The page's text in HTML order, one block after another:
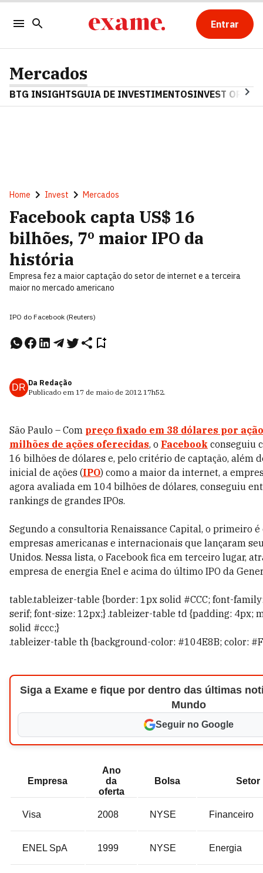
Entrar
Mercados
BTG INSIGHTSGUIA DE INVESTIMENTOSINVEST OPINA
Home Invest Mercados
Facebook capta US$ 16
bilhões, 7º maior IPO da
história
Empresa fez a maior captação do setor de internet e a terceira
maior no mercado americano
IPO do Facebook (Reuters)
DR Da Redação
Publicado em 17 de maio de 2012 17h52.
São Paulo – Com preço fixado em 38 dólares por
milhões de ações oferecidas, o Facebook conseguiu
16 bilhões de dólares e, pelo critério de captação, além
inicial de ações (IPO) como a maior da internet, a
agora avaliada em 104 bilhões de dólares, conseguiu
rankings de grandes IPOs.
Segundo a consultoria Renaissance Capital, o primeiro é
empresas americanas e internacionais que lançaram
Unidos. Nessa lista, o Facebook fica em terceiro lugar,
empresa de energia Enel e acima do último IPO da
table.tableizer-table {border: 1px solid #CCC; font-
serif; font-size: 12px;} .tableizer-table td {padding: 4px;
solid #ccc;}
.tableizer-table th {background-color: #104E8B; color:
Siga a Exame e fique por dentro das últimas
Mundo
Seguir no Google
Empresa
Ano
da
oferta
Bolsa Setor
Visa 2008 NYSE Financeiro
ENEL SpA 1999 NYSE Energia